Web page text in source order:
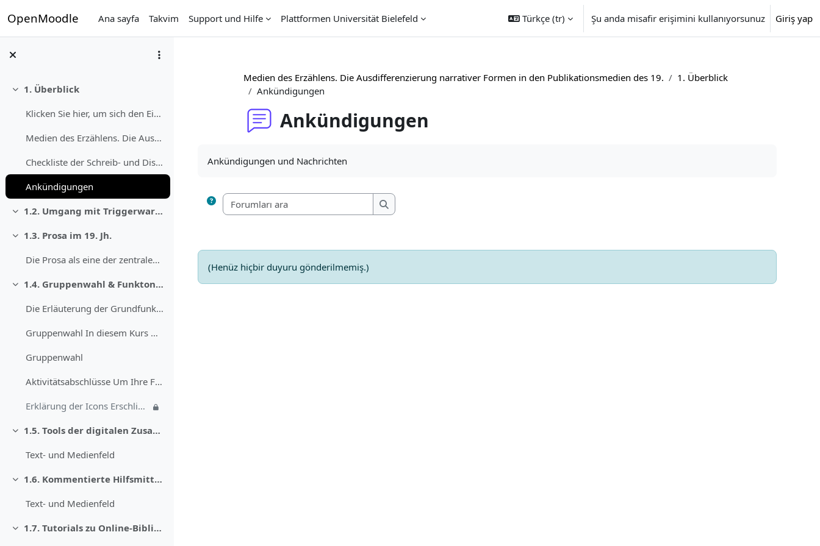
OpenMoodle Ana sayfa Takvim Support und Hilfe Plattformen Universität Bielefeld Türkçe ‎(tr)‎ Şu anda misafir erişimini kullanıyorsunuz Giriş yap
Daralt
1. Überblick
Klicken Sie hier, um sich den Einleitungstext vorl...
Medien des Erzählens. Die Ausdifferenzierung narra...
Checkliste der Schreib- und Diskussionaufgaben im Kurs
Ankündigungen
Daralt 1.2. Umgang mit Triggerwarnungen
Daralt
1.3. Prosa im 19. Jh.
Die Prosa als eine der zentralen literarischen Aus...
Daralt
1.4. Gruppenwahl & Funktonsweise
Die Erläuterung der Grundfunktionen des Kurses „Dr...
Gruppenwahl In diesem Kurs werden phasenweise Disk...
Gruppenwahl
Aktivitätsabschlüsse Um Ihre Fortschritte im Kurs ...
Erklärung der Icons Erschließen: Hierbei handelt e...
Daralt
1.5. Tools der digitalen Zusammenarbeit
Text- und Medienfeld
Daralt
1.6. Kommentierte Hilfsmittel der Germanistik
Text- und Medienfeld
Daralt 1.7. Tutorials zu Online-Bibliographien
Medien des Erzählens. Die Ausdifferenzierung narrativer Formen in den Publikationsmedien des 19.
1. Überblick
Ankündigungen
Ankündigungen
Ankündigungen und Nachrichten
Forumları ara
Forumları ara
(Henüz hiçbir duyuru gönderilmemiş.)